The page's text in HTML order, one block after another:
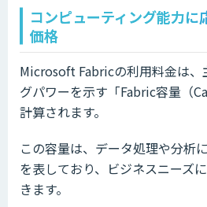
コンピューティング能力
価格
Microsoft Fabricの利用料金は、
グパワーを示す「Fabric容量（
計算されます。
この容量は、データ処理や分析
を表しており、ビジネスニーズ
きます。